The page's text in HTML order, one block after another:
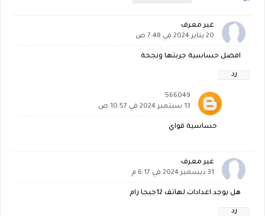
غير معرف
20 يناير 2024 في 7:48 ص
افضل حساسية جربتها ونجحة
رد
566049
13 سبتمبر 2024 في 10:57 ص
حساسية قواي
غير معرف
31 ديسمبر 2024 في 6:17 م
هل يوجد اعدادات لهاتف 12جيجا رام
رد